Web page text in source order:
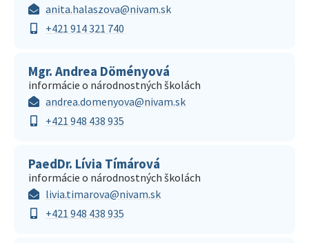
anita.halaszova@nivam.sk
+421 914 321 740
Mgr. Andrea Döményová
informácie o národnostných školách
andrea.domenyova@nivam.sk
+421 948 438 935
PaedDr. Lívia Tímárová
informácie o národnostných školách
livia.timarova@nivam.sk
+421 948 438 935